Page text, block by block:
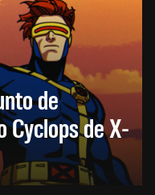
de
Cyclops de X-